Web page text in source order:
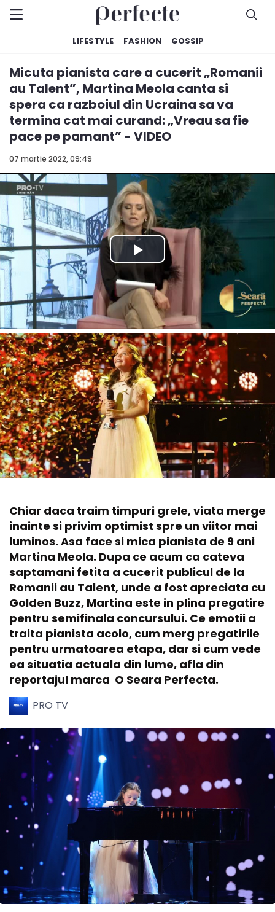
LIFESTYLE FASHION GOSSIP
07 martie 2022, 09:49
Micuta pianista care a cucerit „Romanii
au Talent”, Martina Meola canta si
spera ca razboiul din Ucraina sa va
termina cat mai curand: „Vreau sa fie
pace pe pamant” - VIDEO
Chiar daca traim timpuri grele, viata merge
inainte si privim optimist spre un viitor mai
luminos. Asa face si mica pianista de 9 ani
Martina Meola. Dupa ce acum ca cateva
saptamani fetita a cucerit publicul de la
Romanii au Talent, unde a fost apreciata cu
Golden Buzz, Martina este in plina pregatire
pentru semifinala concursului. Ce emotii a
traita pianista acolo, cum merg pregatirile
pentru urmatoarea etapa, dar si cum vede
ea situatia actuala din lume, afla din
reportajul marca O Seara Perfecta.
PRO TV